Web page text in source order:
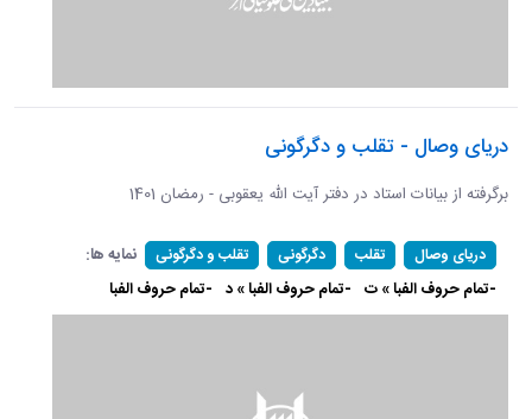
دریای وصال - تقلب و دگرگونی
برگرفته از بیانات استاد در دفتر آیت الله یعقوبی - رمضان 1401
دریای وصال تقلب دگرگونی تقلب و دگرگونی
نمایه ها:
-تمام حروف الفبا » ت -تمام حروف الفبا » د -تمام حروف الفبا